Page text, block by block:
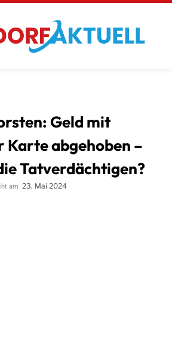
Geld mit
Karte abgehoben –
Tatverdächtigen?
am 23. Mai 2024